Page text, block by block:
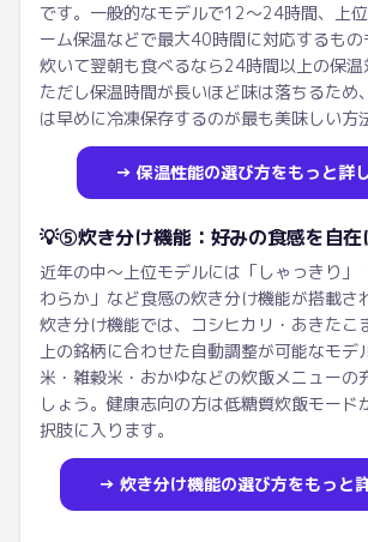
です。一般的なモデルで12〜24時間、上
ーム保温などで最大40時間に対応するも
炊いて翌朝も食べるなら24時間以上の保温
ただし保温時間が長いほど味は落ちるため
は早めに冷凍保存するのが最も美味しい方
→ 保温性能の選び方をもっと詳
💡⑤炊き分け機能：好みの食感を自在
近年の中〜上位モデルには「しゃっきり」
わらか」など食感の炊き分け機能が搭載さ
炊き分け機能では、コシヒカリ・あきたこ
上の銘柄に合わせた自動調整が可能なモデ
米・雑穀米・おかゆなどの炊飯メニューの
しょう。健康志向の方は低糖質炊飯モード
択肢に入ります。
→ 炊き分け機能の選び方をもっと